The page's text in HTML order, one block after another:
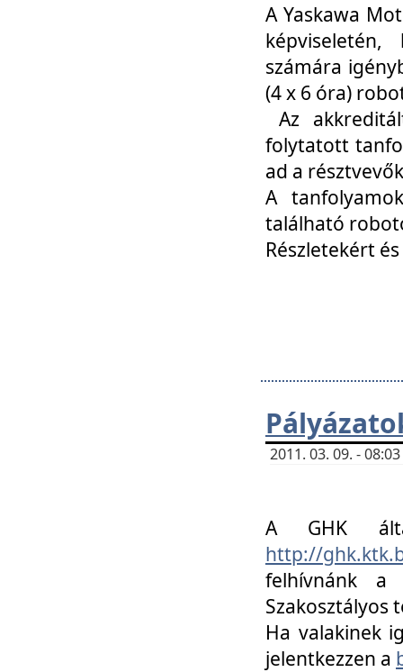
A Yaskawa
számára
(4 x 6 óra)
Az
folytatott
ad a
A
található
Részletekért
2011. 03. 09. -
A GHK
http://
felhívnánk a
Szakosztályos
Ha valakinek
jelentkezzen a